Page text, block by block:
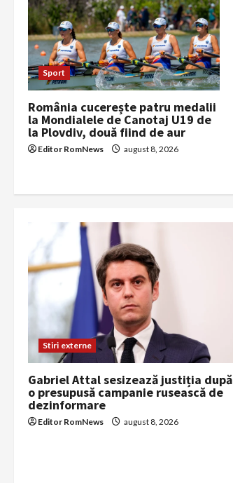
v
i
g
a
t
i
o
Sport
România cucerește patru medalii
la Mondialele de Canotaj U19 de
la Plovdiv, două fiind de aur
Editor RomNews august 8, 2026
Stiri externe
Gabriel Attal sesizează justiția după
o presupusă campanie rusească de
dezinformare
Editor RomNews august 8, 2026